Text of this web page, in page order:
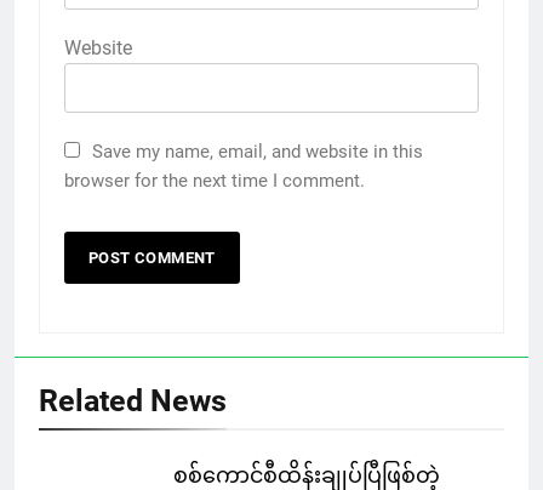
Website
Save my name, email, and website in this
browser for the next time I comment.
Related News
စစ်ကောင်စီထိန်းချုပ်ပြီဖြစ်တဲ့